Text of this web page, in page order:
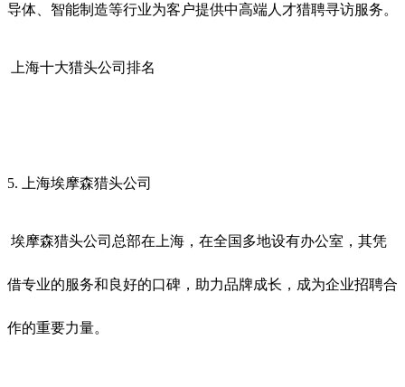
导体、智能制造等行业为客户提供中高端人才猎聘寻访服务。
上海十大猎头公司排名
5. 上海埃摩森猎头公司
埃摩森猎头公司总部在上海，在全国多地设有办公室，其凭
借专业的服务和良好的口碑，助力品牌成长，成为企业招聘合
作的重要力量。